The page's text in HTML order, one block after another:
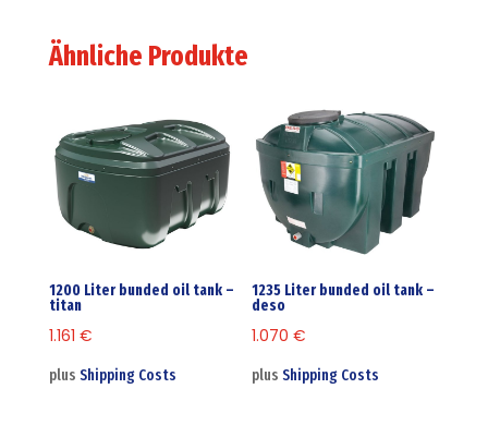
Ähnliche Produkte
1200 Liter bunded oil tank –
titan
1.161 €
plus Shipping Costs
1235 Liter bunded oil tank –
deso
1.070€
plusShipping Costs